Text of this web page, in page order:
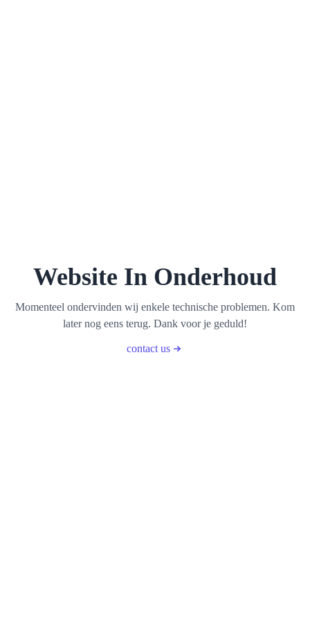
Website In Onderhoud
Momenteel ondervinden wij enkele technische problemen. Kom
later nog eens terug. Dank voor je geduld!
contact us